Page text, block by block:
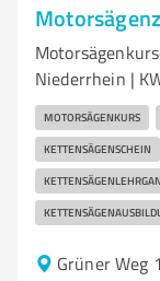
Niederrhein |
MOTORSÄGENKURS
KETTENSÄGENSCHEIN
Grüner Weg